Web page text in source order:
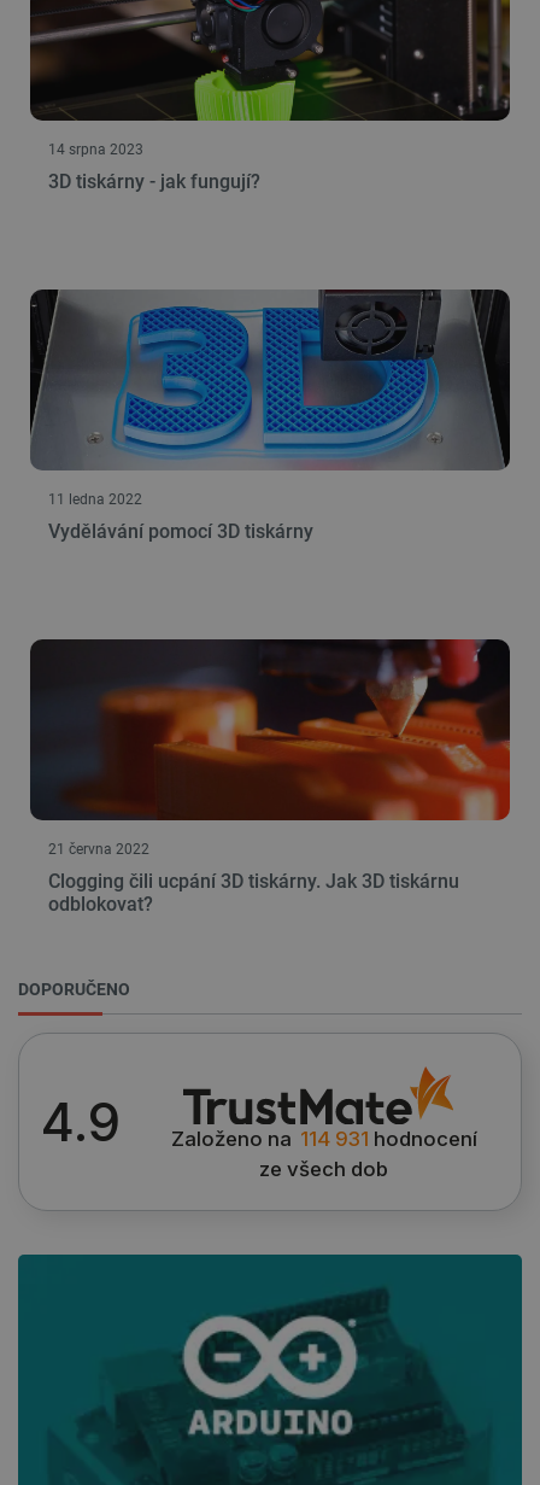
DOPORUČENO
4.9 Založeno na 114 931 hodnocení
ze všech dob
14 srpna 2023
3D tiskárny - jak fungují?
11 ledna 2022
Vydělávání pomocí 3D tiskárny
21 června 2022
Clogging čili ucpání 3D tiskárny. Jak 3D tiskárnu
odblokovat?